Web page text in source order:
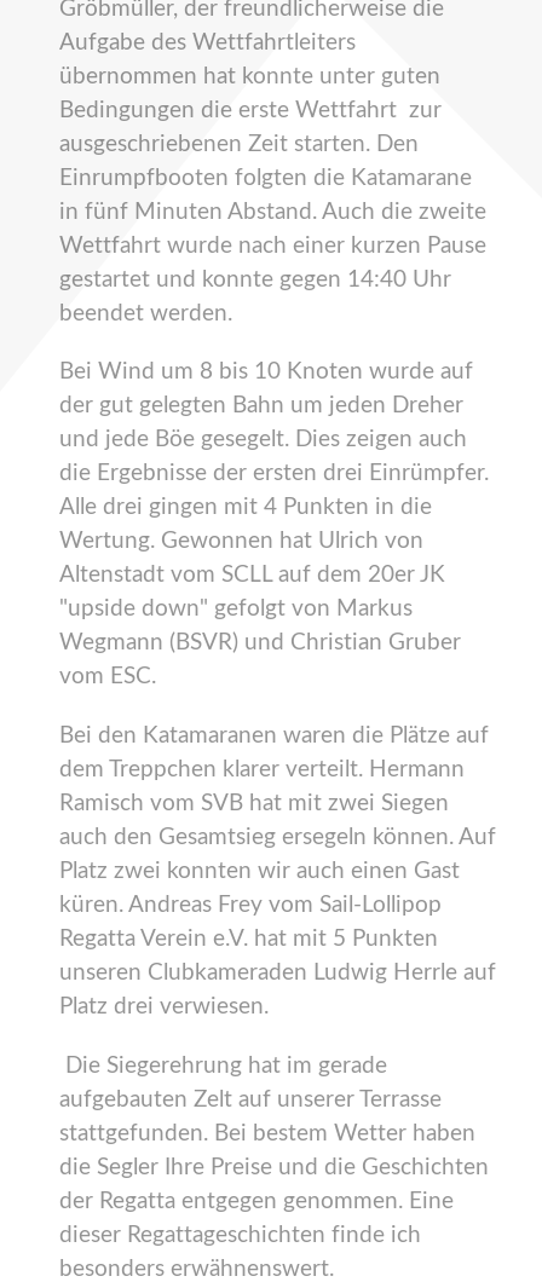
Gröbmüller, der freundlicherweise die
Aufgabe des Wettfahrtleiters
übernommen hat konnte unter guten
Bedingungen die erste Wettfahrt zur
ausgeschriebenen Zeit starten. Den
Einrumpfbooten folgten die Katamarane
in fünf Minuten Abstand. Auch die zweite
Wettfahrt wurde nach einer kurzen Pause
gestartet und konnte gegen 14:40 Uhr
beendet werden.
Bei Wind um 8 bis 10 Knoten wurde auf
der gut gelegten Bahn um jeden Dreher
und jede Böe gesegelt. Dies zeigen auch
die Ergebnisse der ersten drei Einrümpfer.
Alle drei gingen mit 4 Punkten in die
Wertung. Gewonnen hat Ulrich von
Altenstadt vom SCLL auf dem 20er JK
"upside down" gefolgt von Markus
Wegmann (BSVR) und Christian Gruber
vom ESC.
Bei den Katamaranen waren die Plätze auf
dem Treppchen klarer verteilt. Hermann
Ramisch vom SVB hat mit zwei Siegen
auch den Gesamtsieg ersegeln können. Auf
Platz zwei konnten wir auch einen Gast
küren. Andreas Frey vom Sail-Lollipop
Regatta Verein e.V. hat mit 5 Punkten
unseren Clubkameraden Ludwig Herrle auf
Platz drei verwiesen.
Die Siegerehrung hat im gerade
aufgebauten Zelt auf unserer Terrasse
stattgefunden. Bei bestem Wetter haben
die Segler Ihre Preise und die Geschichten
der Regatta entgegen genommen. Eine
dieser Regattageschichten finde ich
besonders erwähnenswert.